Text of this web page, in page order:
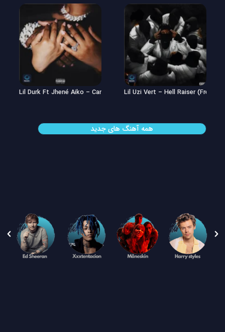
Lil Durk Ft Jhené Aiko – Can’t
Lil Uzi Vert – Double See
همه آهنگ های جدید